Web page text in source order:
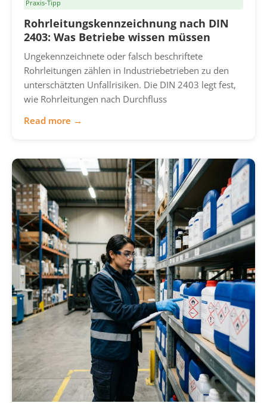
Praxis-Tipp
Rohrleitungskennzeichnung nach DIN
2403: Was Betriebe wissen müssen
Ungekennzeichnete oder falsch beschriftete
Rohrleitungen zählen in Industriebetrieben zu den
unterschätzten Unfallrisiken. Die DIN 2403 legt fest,
wie Rohrleitungen nach Durchfluss
Read more →